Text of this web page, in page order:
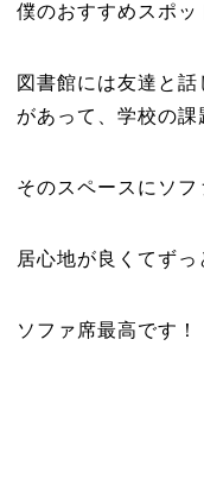
僕のおすすめスポッ
図書館には友達と
があって、学校の課
そのスペースにソフ
居心地が良くてずっ
ソファ席最高です！